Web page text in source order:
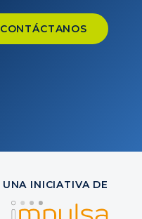
CONTÁCTANOS
UNA INICIATIVA DE